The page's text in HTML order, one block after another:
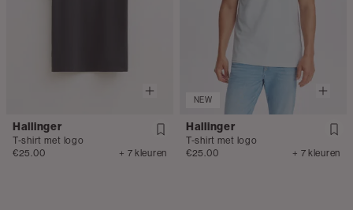
Hallinger
T-shirt met logo
€25.00
+ 7 kleuren
NEW
Hallinger
T-shirt met logo
€25.00
+ 7 kleuren